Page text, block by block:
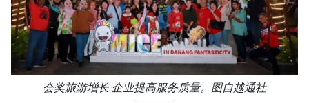
会奖旅游增长 企业提高服务质量。图自越通社